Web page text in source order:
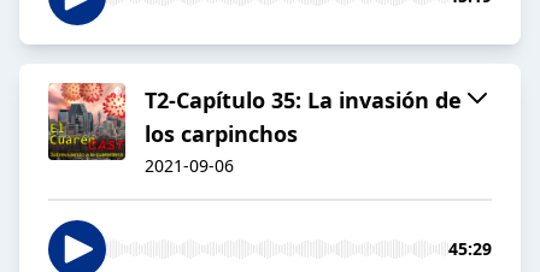
T2-Capítulo 35: La invasión de
los carpinchos
2021-09-06
45:29